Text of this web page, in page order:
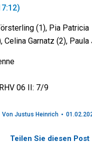
(1), Pia
Garnatz (2),
06 II: 7/9
Von Justus Heinrich
Teilen Sie diesen Post